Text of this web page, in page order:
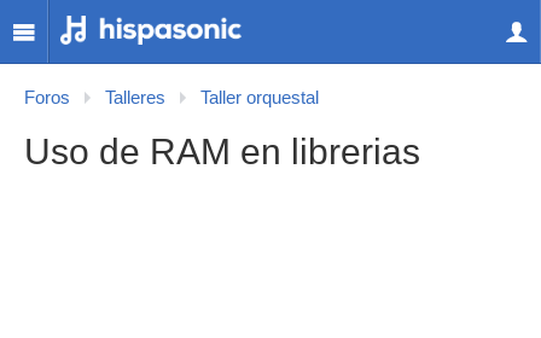
Foros Talleres Taller orquestal
Uso de RAM en librerias